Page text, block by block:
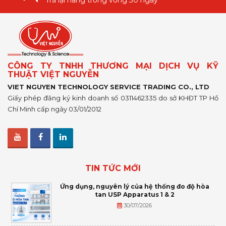
CÔNG TY TNHH THƯƠNG MẠI DỊCH VỤ KỸ
THUẬT VIỆT NGUYỄN
VIET NGUYEN TECHNOLOGY SERVICE TRADING CO., LTD
Giấy phép đăng ký kinh doanh số 0311462335 do sở KHĐT TP Hồ
Chí Minh cấp ngày 03/01/2012
TIN TỨC MỚI
Ứng dụng, nguyên lý của hệ thống đo độ hòa
tan USP Apparatus 1 & 2
30/07/2026